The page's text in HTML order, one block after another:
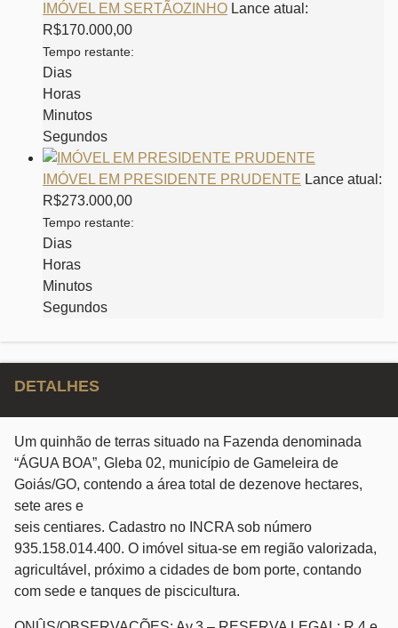
IMÓVEL EM SERTÃOZINHO Lance atual:
R$170.000,00
Tempo restante:
Dias
Horas
Minutos
Segundos
IMÓVEL EM PRESIDENTE PRUDENTE Lance atual:
R$273.000,00
Tempo restante:
Dias
Horas
Minutos
Segundos
DETALHES
Um quinhão de terras situado na Fazenda denominada
“ÁGUA BOA”, Gleba 02, município de Gameleira de
Goiás/GO, contendo a área total de dezenove hectares,
sete ares e
seis centiares. Cadastro no INCRA sob número
935.158.014.400. O imóvel situa-se em região valorizada,
agricultável, próximo a cidades de bom porte, contando
com sede e tanques de piscicultura.